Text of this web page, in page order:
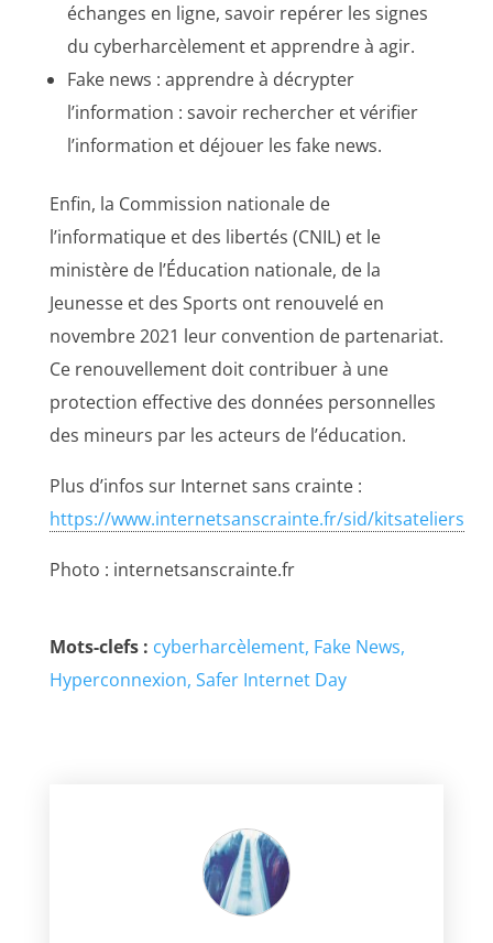
échanges en ligne, savoir repérer les signes
du cyberharcèlement et apprendre à agir.
Fake news : apprendre à décrypter
l’information : savoir rechercher et vérifier
l’information et déjouer les fake news.
Enfin, la Commission nationale de
l’informatique et des libertés (CNIL) et le
ministère de l’Éducation nationale, de la
Jeunesse et des Sports ont renouvelé en
novembre 2021 leur convention de partenariat.
Ce renouvellement doit contribuer à une
protection effective des données personnelles
des mineurs par les acteurs de l’éducation.
Plus d’infos sur Internet sans crainte :
https://www.internetsanscrainte.fr/sid/kitsateliers
Photo : internetsanscrainte.fr
Mots-clefs : cyberharcèlement Fake News
Hyperconnexion Safer Internet Day